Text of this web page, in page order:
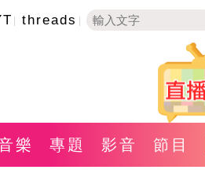
threads
樂 專題 影音 節目